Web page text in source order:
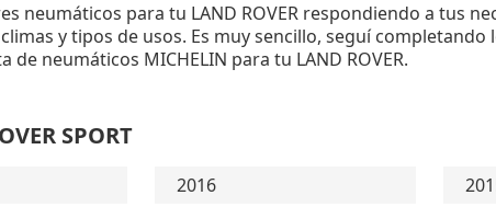
neumáticos para tu LAND ROVER respondiendo a tus
y tipos de usos. Es muy sencillo, seguí completando
neumáticos MICHELIN para tu LAND ROVER.
SPORT
2016